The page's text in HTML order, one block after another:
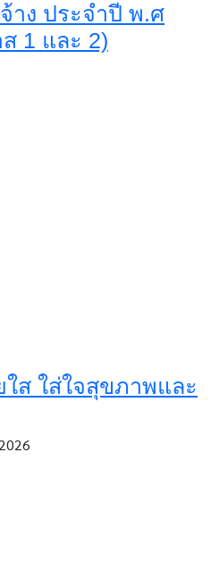
าง ประจำปี พ.ศ
1 และ 2)
ใส ใส่ใจสุขภาพและ